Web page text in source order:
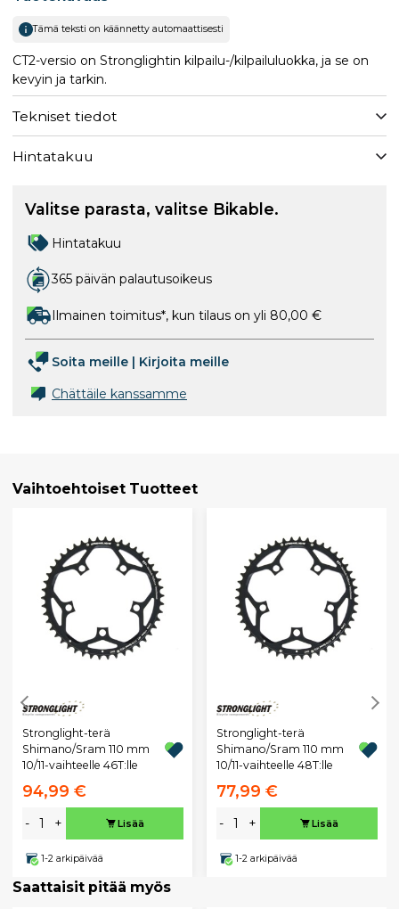
Tämä teksti on käännetty automaattisesti
CT2-versio on Stronglightin kilpailu-/kilpailuluokka, ja se on
kevyin ja tarkin.
Tekniset tiedot
Hintatakuu
Valitse parasta, valitse Bikable.
Hintatakuu
365 päivän palautusoikeus
Ilmainen toimitus*, kun tilaus on yli 80,00 €
Soita meille | Kirjoita meille
Chättäile kanssamme
Vaihtoehtoiset Tuotteet
Stronglight-terä
Shimano/Sram 110 mm
10/11-vaihteelle 46T:lle
94,99 €
- + Lisää
1-2 arkipäivää
Stronglight-terä
Shimano/Sram 110 mm
10/11-vaihteelle 48T:lle
77,99 €
- + Lisää
1-2 arkipäivää
Saattaisit pitää myös